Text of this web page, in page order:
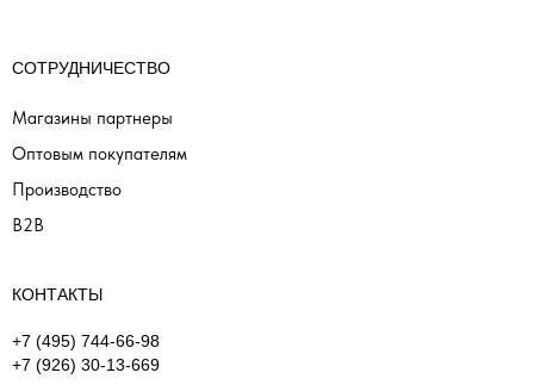
Производство
СОТРУДНИЧЕСТВО
Магазины партнеры
Оптовым покупателям
КОНТАКТЫ
+7 (495) 744-66-98
+7 (926) 30-13-669
B2B